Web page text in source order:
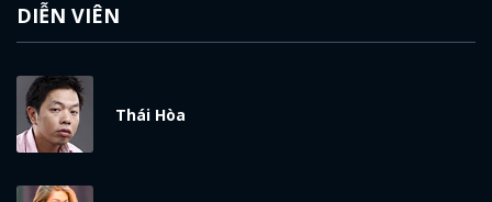
DIỄN VIÊN
Thái Hòa